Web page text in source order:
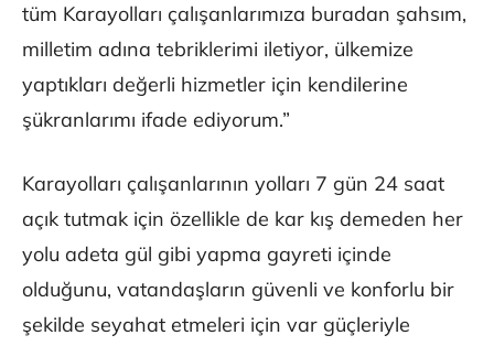
tüm Karayolları çalışanlarımıza buradan şahsım,
milletim adına tebriklerimi iletiyor, ülkemize
yaptıkları değerli hizmetler için kendilerine
şükranlarımı ifade ediyorum.”
Karayolları çalışanlarının yolları 7 gün 24 saat
açık tutmak için özellikle de kar kış demeden her
yolu adeta gül gibi yapma gayreti içinde
olduğunu, vatandaşların güvenli ve konforlu bir
şekilde seyahat etmeleri için var güçleriyle